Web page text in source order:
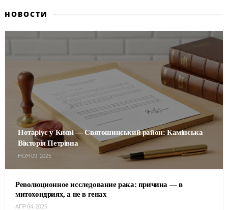
НОВОСТИ
Нотаріус у Києві — Святошинський район: Камінська
Вікторія Петрівна
НОЯ 09, 2025
Революционное исследование рака: причина — в
митохондриях, а не в генах
АПР 04, 2025